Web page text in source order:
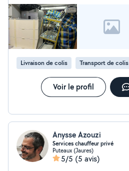
Livraison de colis Transport de colis
Voir le profil
Anysse Azouzi
Services chauffeur privé
Puteaux (Jaures)
5/5 (5 avis)